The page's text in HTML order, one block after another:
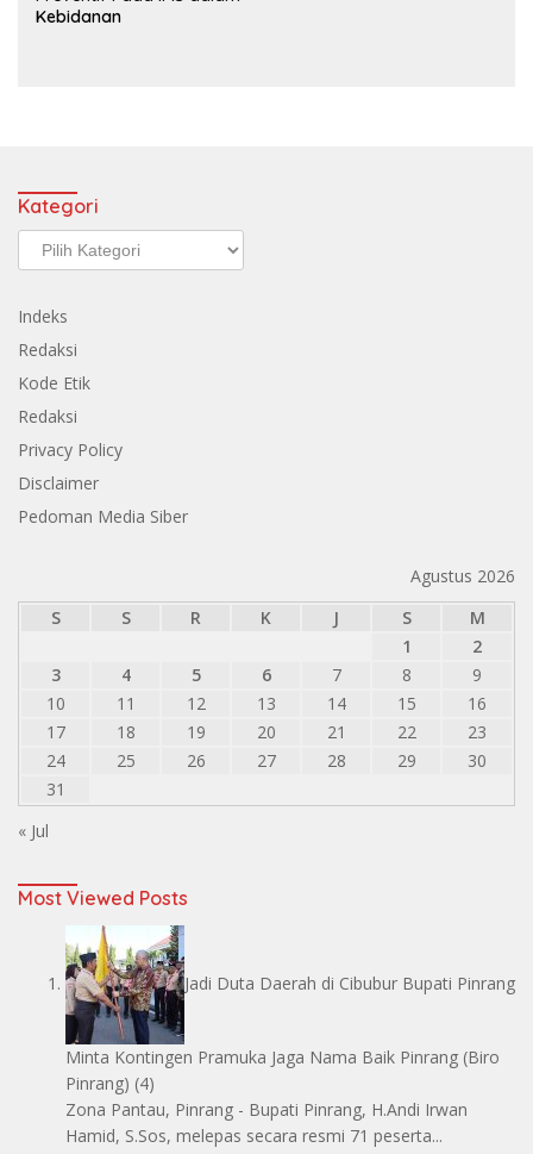
Kebidanan
Kategori
Kategori
Indeks
Redaksi
Kode Etik
Redaksi
Privacy Policy
Disclaimer
Pedoman Media Siber
Agustus 2026
S
S R K J S
M
1
2
3
4 5 6 7 8
9
10
11 12 13 14 15
16
17
18 19 20 21 22
23
24
25 26 27 28 29
30
31
« Jul
Most Viewed Posts
Jadi Duta Daerah di Cibubur Bupati Pinrang
Minta Kontingen Pramuka Jaga Nama Baik Pinrang (Biro
Pinrang) (4)
Zona Pantau, Pinrang - Bupati Pinrang, H.Andi Irwan
Hamid, S.Sos, melepas secara resmi 71 peserta...